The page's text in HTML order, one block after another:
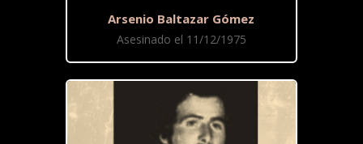
Arsenio Baltazar Gómez
Asesinado el 11/12/1975